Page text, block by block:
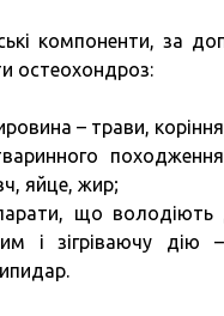
компоненти, за
остеохондроз:
– трави,
яйце, жир;
що володіють
і зігріваючу дію